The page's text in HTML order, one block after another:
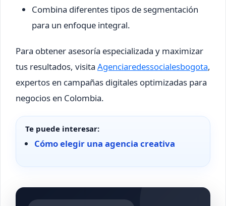
Combina diferentes tipos de segmentación
para un enfoque integral.
Para obtener asesoría especializada y maximizar
tus resultados, visita Agenciaredessocialesbogota,
expertos en campañas digitales optimizadas para
negocios en Colombia.
Te puede interesar:
Cómo elegir una agencia creativa